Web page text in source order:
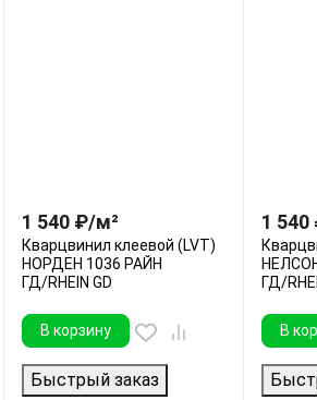
1 540 ₽/м²
Кварцвинил клеевой (LVT)
НОРДЕН 1036 РАЙН
ГД/RHEIN GD
В корзину
Быстрый заказ
1 540
ГД/
В